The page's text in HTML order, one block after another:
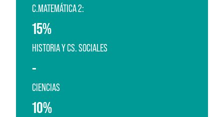
C.MATEMÁTICA 2:
15%
HISTORIA Y CS. SOCIALES
-
CIENCIAS
10%